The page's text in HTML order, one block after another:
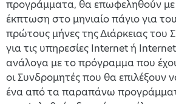
προγράμματα, θα επωφεληθούν με
έκπτωση στο μηνιαίο πάγιο για
πρώτους μήνες της Διάρκειας του
για τις υπηρεσίες Internet ή
ανάλογα με το πρόγραμμα που
οι Συνδρομητές που θα επιλέξουν
ένα από τα παραπάνω